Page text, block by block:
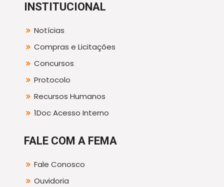
INSTITUCIONAL
Notícias
Compras e Licitações
Concursos
Protocolo
Recursos Humanos
1Doc Acesso Interno
FALE COM A FEMA
Fale Conosco
Ouvidoria